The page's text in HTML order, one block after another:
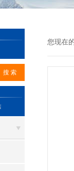
您现在